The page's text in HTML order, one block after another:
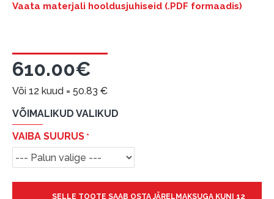
Vaata materjali hooldusjuhiseid (.PDF formaadis)
610.00€
Või 12 kuud = 50.83 €
VÕIMALIKUD VALIKUD
VAIBA SUURUS
SELLE TOOTE SAAB OSTA JÄRELMAKSUGA KUNI 12